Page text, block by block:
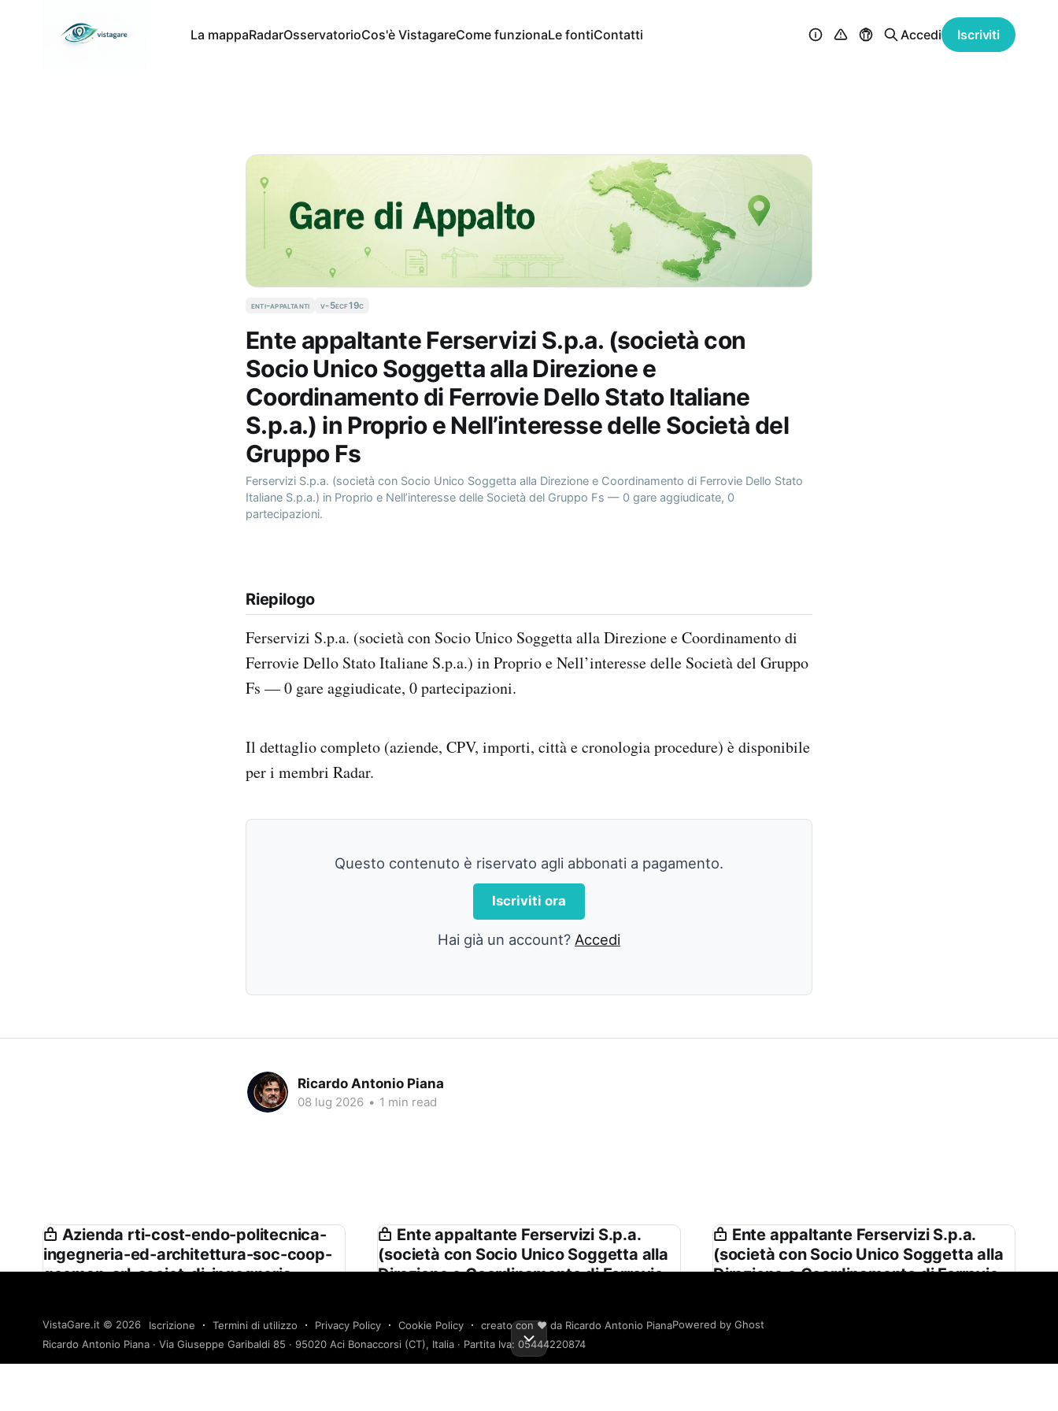
La mappaRadarOsservatorioCos'è VistagareCome funzionaLe fontiContatti Accedi Iscriviti
enti-appaltanti v-5ecf19c
Ente appaltante Ferservizi S.p.a. (società con
Socio Unico Soggetta alla Direzione e
Coordinamento di Ferrovie Dello Stato Italiane
S.p.a.) in Proprio e Nell’interesse delle Società del
Gruppo Fs
Ferservizi S.p.a. (società con Socio Unico Soggetta alla Direzione e Coordinamento di Ferrovie Dello Stato
Italiane S.p.a.) in Proprio e Nell’interesse delle Società del Gruppo Fs — 0 gare aggiudicate, 0
partecipazioni.
Riepilogo
Ferservizi S.p.a. (società con Socio Unico Soggetta alla Direzione e Coordinamento di
Ferrovie Dello Stato Italiane S.p.a.) in Proprio e Nell’interesse delle Società del Gruppo
Fs — 0 gare aggiudicate, 0 partecipazioni.
Il dettaglio completo (aziende, CPV, importi, città e cronologia procedure) è disponibile
per i membri Radar.
Questo contenuto è riservato agli abbonati a pagamento.
Iscriviti ora
Hai già un account? Accedi
Ricardo Antonio Piana
08 lug 2026 • 1 min read
Azienda rti-cost-endo-politecnica-
ingegneria-ed-architettura-soc-coop-
geomap-srl-societ-di-ingegneria-
ingegneri-associati-srl
Rti. Cost.endo - Politecnica Ingegneria ed
Ente appaltante Ferservizi S.p.a.
(società con Socio Unico Soggetta alla
Direzione e Coordinamento di Ferrovie
Fs
Ferservizi S.p.a. (società con Socio Unico
Ente appaltante Ferservizi S.p.a.
(società con Socio Unico Soggetta alla
Direzione e Coordinamento di Ferrovie
Spa
Ferservizi S.p.a. (società con Socio Unico
VistaGare.it © 2026 Iscrizione Termini di utilizzo Privacy Policy Cookie Policy creato con ❤️ da Ricardo Antonio PianaPowered by Ghost
Ricardo Antonio Piana · Via Giuseppe Garibaldi 85 · 95020 Aci Bonaccorsi (CT), Italia · Partita Iva: 05444220874